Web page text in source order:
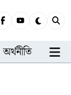
অর্থনীতি